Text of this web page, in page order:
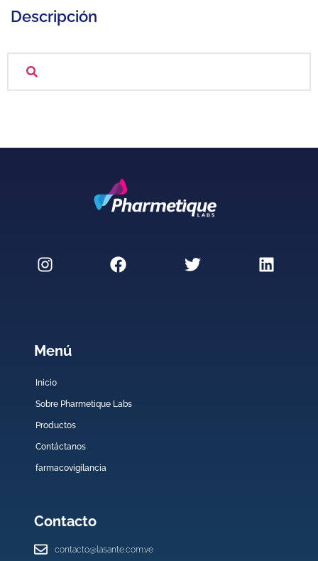
Descripción
Menú
Inicio
Sobre Pharmetique Labs
Productos
Contáctanos
farmacovigilancia
Contacto
contacto@lasante.com.ve